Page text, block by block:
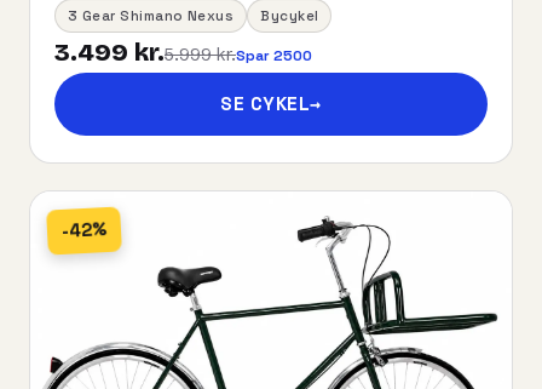
3 Gear Shimano Nexus Bycykel
3.499 kr.5.999 kr.Spar 2500
SE CYKEL→
-42%